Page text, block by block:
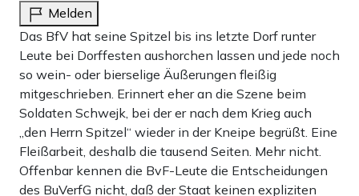
Melden
Das BfV hat seine Spitzel bis ins letzte Dorf runter
Leute bei Dorffesten aushorchen lassen und jede noch
so wein- oder bierselige Äußerungen fleißig
mitgeschrieben. Erinnert eher an die Szene beim
Soldaten Schwejk, bei der er nach dem Krieg auch
„den Herrn Spitzel“ wieder in der Kneipe begrüßt. Eine
Fleißarbeit, deshalb die tausend Seiten. Mehr nicht.
Offenbar kennen die BvF-Leute die Entscheidungen
des BuVerfG nicht, daß der Staat keinen expliziten